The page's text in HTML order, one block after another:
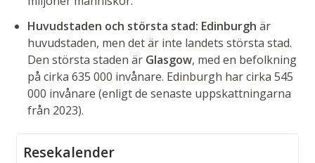
Huvudstaden och största stad: Edinburgh är
huvudstaden, men det är inte landets största stad.
Den största staden är Glasgow, med en befolkning
på cirka 635 000 invånare. Edinburgh har cirka 545
000 invånare (enligt de senaste uppskattningarna
från 2023).
Resekalender